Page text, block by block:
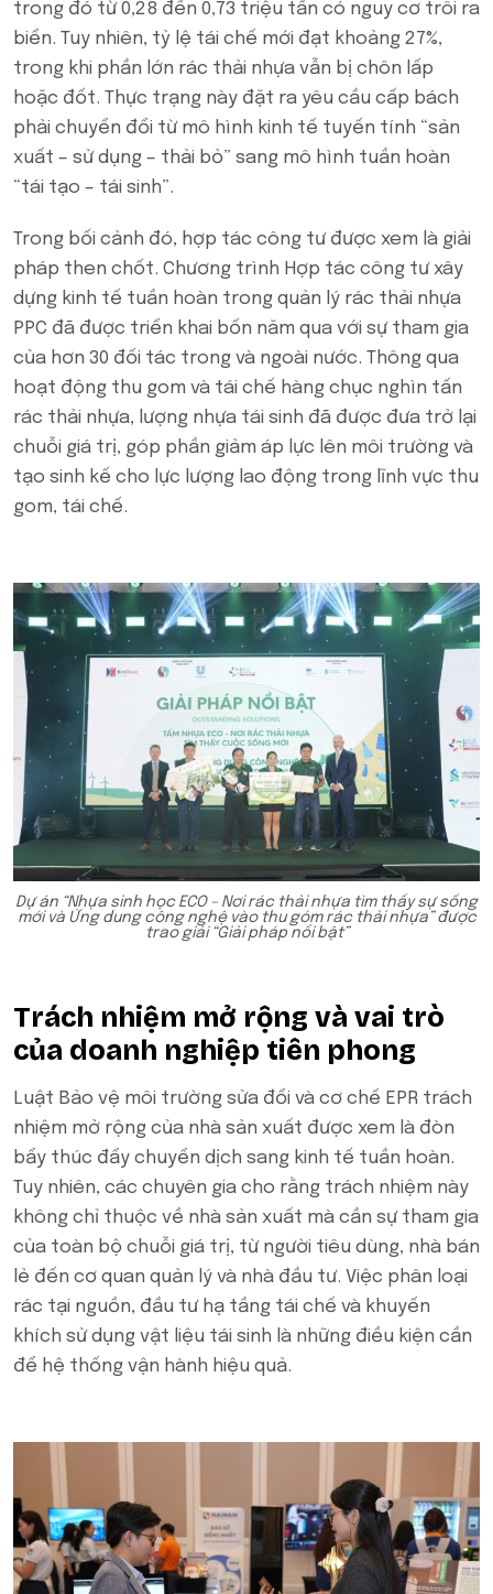
trong đó từ 0,28 đến 0,73 triệu tấn có nguy cơ trôi ra
biển. Tuy nhiên, tỷ lệ tái chế mới đạt khoảng 27%,
trong khi phần lớn rác thải nhựa vẫn bị chôn lấp
hoặc đốt. Thực trạng này đặt ra yêu cầu cấp bách
phải chuyển đổi từ mô hình kinh tế tuyến tính “sản
xuất – sử dụng – thải bỏ” sang mô hình tuần hoàn
“tái tạo – tái sinh”.
Trong bối cảnh đó, hợp tác công tư được xem là giải
pháp then chốt. Chương trình Hợp tác công tư xây
dựng kinh tế tuần hoàn trong quản lý rác thải nhựa
PPC đã được triển khai bốn năm qua với sự tham gia
của hơn 30 đối tác trong và ngoài nước. Thông qua
hoạt động thu gom và tái chế hàng chục nghìn tấn
rác thải nhựa, lượng nhựa tái sinh đã được đưa trở lại
chuỗi giá trị, góp phần giảm áp lực lên môi trường và
tạo sinh kế cho lực lượng lao động trong lĩnh vực thu
gom, tái chế.
Dự án “Nhựa sinh học ECO – Nơi rác thải nhựa tìm thấy sự sống
mới và Ứng dung công nghệ vào thu góm rác thải nhựa” được
trao giải “Giải pháp nổi bật”
Trách nhiệm mở rộng và vai trò
của doanh nghiệp tiên phong
Luật Bảo vệ môi trường sửa đổi và cơ chế EPR trách
nhiệm mở rộng của nhà sản xuất được xem là đòn
bẩy thúc đẩy chuyển dịch sang kinh tế tuần hoàn.
Tuy nhiên, các chuyên gia cho rằng trách nhiệm này
không chỉ thuộc về nhà sản xuất mà cần sự tham gia
của toàn bộ chuỗi giá trị, từ người tiêu dùng, nhà bán
lẻ đến cơ quan quản lý và nhà đầu tư. Việc phân loại
rác tại nguồn, đầu tư hạ tầng tái chế và khuyến
khích sử dụng vật liệu tái sinh là những điều kiện cần
để hệ thống vận hành hiệu quả.